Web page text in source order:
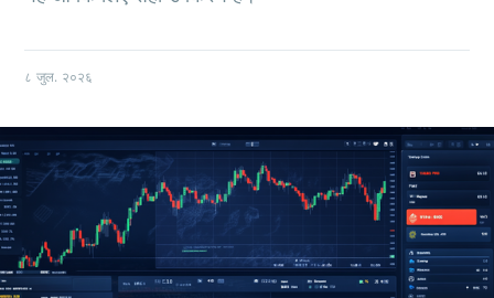
८ जुल. २०२६